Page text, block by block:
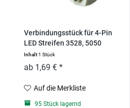
Verbindungsstück für 4-Pin
LED Streifen 3528, 5050
Inhalt1 Stück
ab 1,69 € *
Auf die Merkliste
95 Stück lagernd